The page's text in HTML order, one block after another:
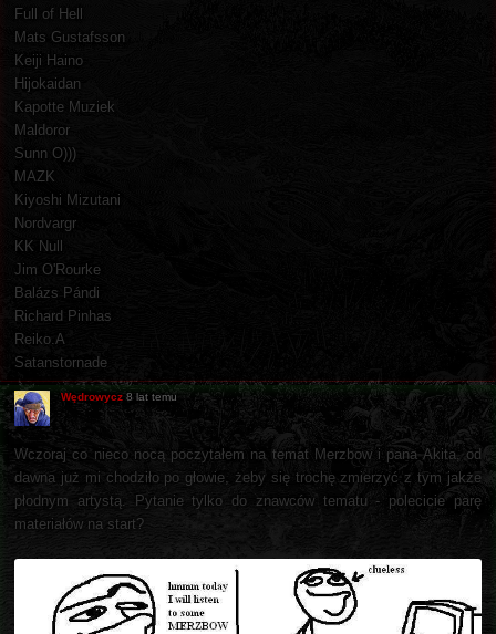
Full of Hell
Mats Gustafsson
Keiji Haino
Hijokaidan
Kapotte Muziek
Maldoror
Sunn O)))
MAZK
Kiyoshi Mizutani
Nordvargr
KK Null
Jim O'Rourke
Balázs Pándi
Richard Pinhas
Reiko.A
Satanstornade
Wędrowycz 8 lat temu
Wczoraj co nieco nocą poczytałem na temat Merzbow i pana Akita, od
dawna już mi chodziło po głowie, żeby się trochę zmierzyć z tym jakże
płodnym artystą. Pytanie tylko do znawców tematu - polecicie parę
materiałów na start?